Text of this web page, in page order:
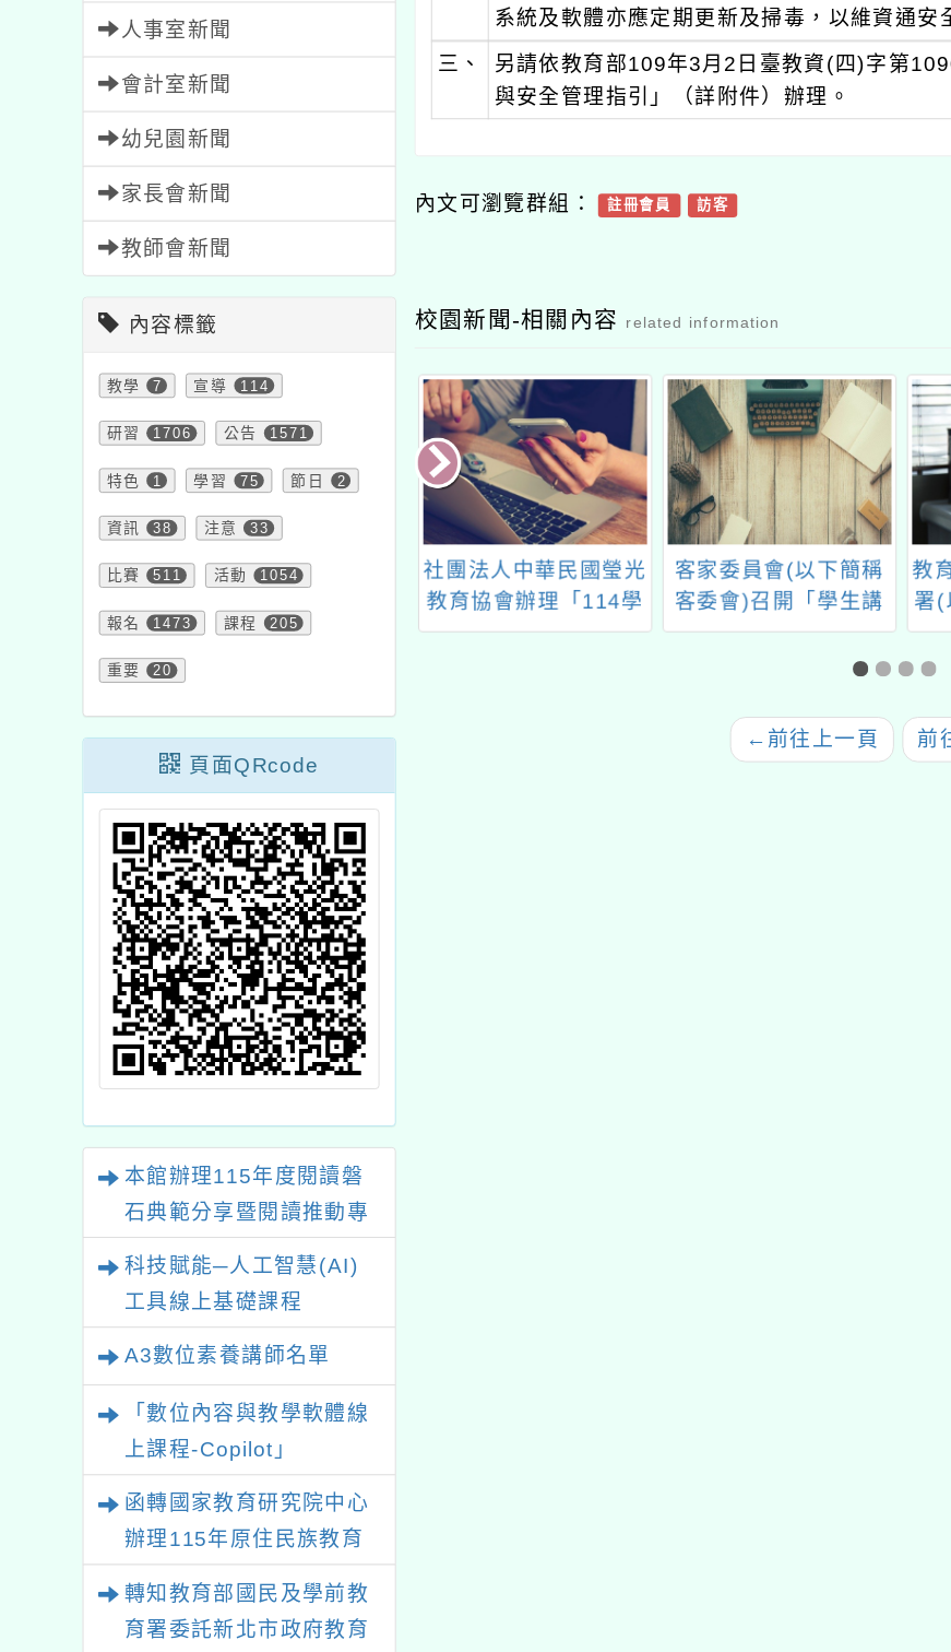
人事室新聞
會計室新聞
幼兒園新聞
家長會新聞
教師會新聞
內容標籤
教學 7 宣導 114
研習 1706 公告 1571
特色 1 學習 75 節日 2
資訊 38 注意 33
比賽 511 活動 1054
報名 1473 課程 205
重要 20
頁面QRcode
本館辦理115年度閱讀磐
石典範分享暨閱讀推動專
業研習
科技賦能─人工智慧(AI)
工具線上基礎課程
A3數位素養講師名單
「數位內容與教學軟體線
上課程-Copilot」
函轉國家教育研究院中心
辦理115年原住民族教育
轉知教育部國民及學前教
育署委託新北市政府教育
系統及軟體亦應定期更新及掃毒，以維資通安
三、 另請依教育部109年3月2日臺教資(四)字第
與安全管理指引」（詳附件）辦理。
內文可瀏覽群組： 註冊會員 訪客
校園新聞-相關內容 related information
成自造教育及
月教 師研習
教育部國民及學前教育
多語多元文化繪本親子
共讀心得感想甄選」活
社團法人中華民國瑩光
教育協會辦理「114學
年度無教師證代理教
客家委員會(以下簡稱
客委會)召開「學生講
客護照」獎勵金執行方
教
署(
理
線
← 前往上一頁 前